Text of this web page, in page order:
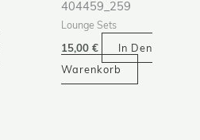
404459_259
Lounge Sets
15,00€
In Den
Warenkorb